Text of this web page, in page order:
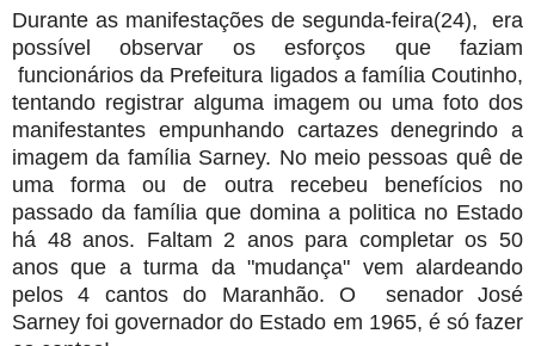
Durante as manifestações de segunda-feira(24), era
possível observar os esforços que faziam
funcionários da Prefeitura ligados a família Coutinho,
tentando registrar alguma imagem ou uma foto dos
manifestantes empunhando cartazes denegrindo a
imagem da família Sarney. No meio pessoas quê de
uma forma ou de outra recebeu benefícios no
passado da família que domina a politica no Estado
há 48 anos. Faltam 2 anos para completar os 50
anos que a turma da "mudança" vem alardeando
pelos 4 cantos do Maranhão. O senador José
Sarney foi governador do Estado em 1965, é só fazer